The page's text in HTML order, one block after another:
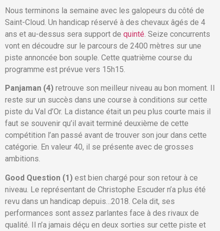
Nous terminons la semaine avec les galopeurs du côté de
Saint-Cloud. Un handicap réservé à des chevaux âgés de 4
ans et au-dessus sera support de quinté. Seize concurrents
vont en découdre sur le parcours de 2400 mètres sur une
piste annoncée bon souple. Cette quatrième course du
programme est prévue vers 15h15.
Panjaman (4) retrouve son meilleur niveau au bon moment. Il
reste sur un succès dans une course à conditions sur cette
piste du Val d’Or. La distance était un peu plus courte mais il
faut se souvenir qu’il avait terminé deuxième de cette
compétition l’an passé avant de trouver son jour dans cette
catégorie. En valeur 40, il se présente avec de grosses
ambitions.
Good Question (1) est bien chargé pour son retour à ce
niveau. Le représentant de Christophe Escuder n’a plus été
revu dans un handicap depuis…2018. Cela dit, ses
performances sont assez parlantes face à des rivaux de
qualité. Il n’a jamais déçu en deux sorties sur cette piste et